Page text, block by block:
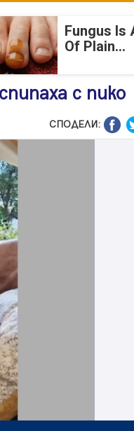
Fungus Is
Of Plain...
с пико
СПОДЕЛИ: